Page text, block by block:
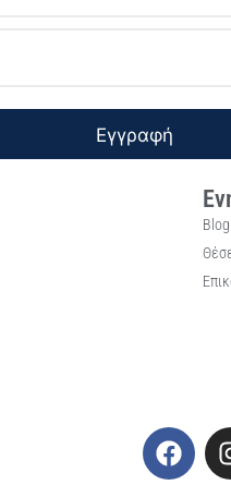
Εγγραφή
Blog